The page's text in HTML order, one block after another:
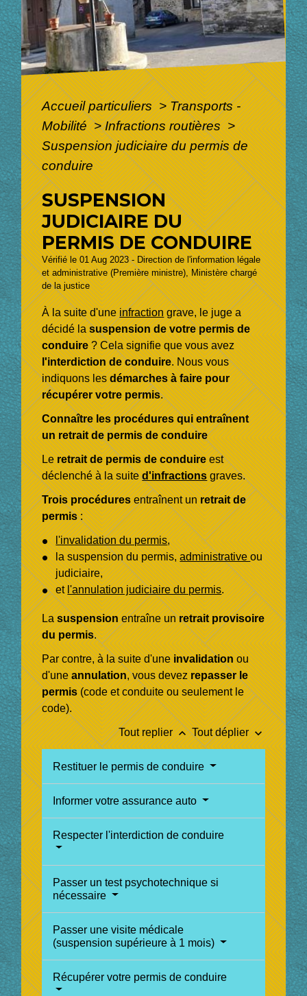
Accueil particuliers> Transports -
Mobilité> Infractions routières>
Suspension judiciaire du permis de
conduire
SUSPENSION
JUDICIAIRE DU
PERMIS DE CONDUIRE
Vérifié le 01 Aug 2023 - Direction de l'information légale
et administrative (Première ministre), Ministère chargé
de la justice
À la suite d'uneinfractiongrave, le juge a
décidé lasuspension de votre permis de
conduire? Cela signifie que vous avez
l'interdiction de conduire. Nous vous
indiquons lesdémarches à faire pour
récupérer votre permis.
Connaître les procédures qui entraînent
un retrait de permis de conduire
Leretrait de permis de conduireest
déclenché à la suited'infractionsgraves.
Trois procéduresentraînent unretrait de
permis:
l'invalidation du permis,
la suspension du permis,administrativeou
judiciaire,
etl'annulation judiciaire du permis.
Lasuspensionentraîne unretrait provisoire
du permis.
Par contre, à la suite d'uneinvalidationou
d'uneannulation, vous devezrepasser le
permis(code et conduite ou seulement le
code).
Tout replierkeyboard_arrow_up Tout déplierkeyboard_arrow_down
Restituer le permis de conduire
Informer votre assurance auto
Respecter l'interdiction de conduire
Passer un test psychotechnique si
nécessaire
Passer une visite médicale
(suspension supérieure à 1 mois)
Récupérer votre permis de conduire